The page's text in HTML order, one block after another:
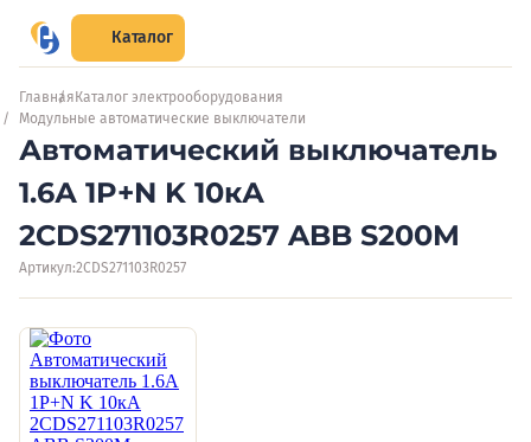
Каталог
Главная Каталог электрооборудования
Модульные автоматические выключатели
Автоматический выключатель
1.6А 1P+N K 10кА
2CDS271103R0257 ABB S200M
Артикул:2CDS271103R0257